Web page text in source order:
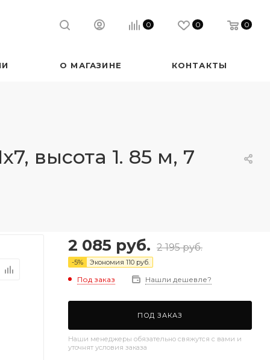
0 0 0
О МАГАЗИНЕ КОНТАКТЫ
высота 1. 85 м, 7
2 085 руб. 2 195руб.
-5% Экономия 110 руб.
Под заказ Нашли дешевле?
ПОД ЗАКАЗ
Наши менеджеры обязательно свяжутся с вами и
уточнят условия заказа